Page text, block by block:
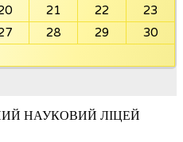
21 22
23
28 29
30
НАУКОВИЙ ЛІЦЕЙ